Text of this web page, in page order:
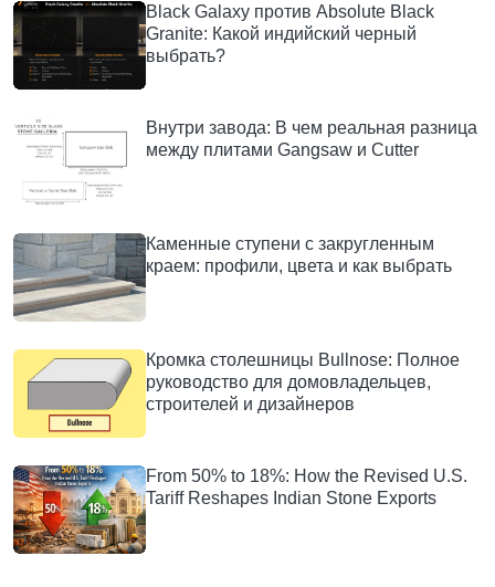
Black Galaxy против Absolute Black
Granite: Какой индийский черный
выбрать?
Внутри завода: В чем реальная разница
между плитами Gangsaw и Cutter
Каменные ступени с закругленным
краем: профили, цвета и как выбрать
Кромка столешницы Bullnose: Полное
руководство для домовладельцев,
строителей и дизайнеров
From 50% to 18%: How the Revised U.S.
Tariff Reshapes Indian Stone Exports